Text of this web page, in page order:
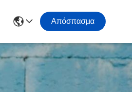
Απόσπασμα